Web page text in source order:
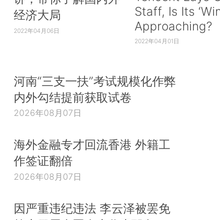
经济大局
2022年04月06日
Staff, Is Its
Approaching?
2022年04月01日
河南“三支一扶”考试规模化作弊
内外勾结提前获取试卷
2026年08月07日
海外金融专才回流香港 外籍工
作签证翻倍
2026年08月07日
因严重违纪违法 李云泽被罢免